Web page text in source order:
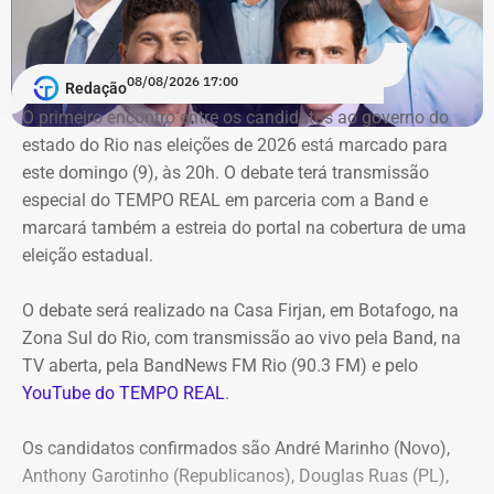
Conforme noticiado no último sábado (18), o plenário do
TCE determinou, por unanimidade, que a Prefeitura de
Duque de Caxias anule no prazo de 15 dias o contrato
firmado com a Geo Ambiental para o mesmo fim
(locação de maquinários e equipamentos). Na ocasião, a
Corte ordenou também a suspensão imediata dos
pagamentos decorrentes do acordo milionário, que
ultrapassava R$ 100 milhões.
Montebello Willeman, que apontou uma série de
irregularidades no planejamento da concorrência
eletrônica SRP nº 041/2025 e concluiu que os problemas
comprometem a competitividade do certame e, além
a Secretaria Municipal de Obras e Agricultura e a empresa
vencedora.
Redação08/08/2026 17:00
O primeiro encontro entre os candidatos ao ⁠governo do
estado do Rio nas eleições de 2026 está marcado para
este domingo (9), às 20h. O debate terá transmissão
especial do TEMPO REAL em parceria com a Band e
marcará também a estreia do portal na cobertura de uma
eleição estadual.
O debate será realizado na Casa Firjan, em Botafogo, na
Zona Sul do Rio, com transmissão ao vivo pela Band, na
TV aberta, pela BandNews FM Rio (90.3 FM) e pelo
YouTube do TEMPO REAL.
Os candidatos confirmados são André Marinho (Novo),
Anthony Garotinho (Republicanos), Douglas Ruas (PL),